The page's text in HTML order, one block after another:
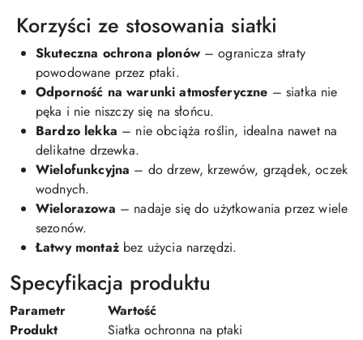
Korzyści ze stosowania siatki
Skuteczna ochrona plonów– ogranicza straty
powodowane przez ptaki.
Odporność na warunki atmosferyczne – siatka nie
pęka i nie niszczy się na słońcu.
Bardzo lekka – nie obciąża roślin, idealna nawet na
delikatne drzewka.
Wielofunkcyjna – do drzew, krzewów, grządek, oczek
wodnych.
Wielorazowa – nadaje się do użytkowania przez wiele
sezonów.
Łatwy montażbez użycia narzędzi.
Specyfikacja produktu
Parametr
Wartość
Produkt
Siatka ochronna na ptaki